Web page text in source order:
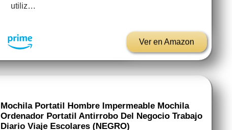
utiliz…
Ver en Amazon
Mochila Portatil Hombre Impermeable Mochila
Ordenador Portatil Antirrobo Del Negocio Trabajo
Diario Viaje Escolares (NEGRO)